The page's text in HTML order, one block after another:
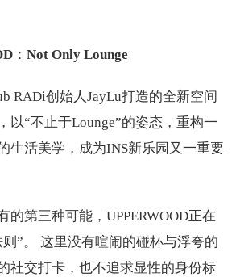
： Not Only Lounge
RADi创始人JayLu打造的全新空间
以“不止于Lounge”的姿态，重构一
生活美学，成为INS新乐园又一重要
的第三种可能，UPPERWOOD正在
”。 这里没有喧闹的碰杯与浮夸的
社交打卡，也不追求显性的身份标